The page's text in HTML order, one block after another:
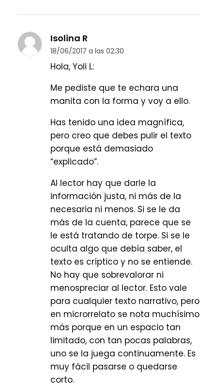
Isolina R
18/06/2017 a las 02:30
Hola, Yoli L:
Me pediste que te echara una
manita con la forma y voy a ello.
Has tenido una idea magnífica,
pero creo que debes pulir el texto
porque está demasiado
“explicado”.
Al lector hay que darle la
información justa, ni más de la
necesaria ni menos. Si se le da
más de la cuenta, parece que se
le está tratando de torpe. Si se le
oculta algo que debía saber, el
texto es críptico y no se entiende.
No hay que sobrevalorar ni
menospreciar al lector. Esto vale
para cualquier texto narrativo, pero
en microrrelato se nota muchísimo
más porque en un espacio tan
limitado, con tan pocas palabras,
uno se la juega continuamente. Es
muy fácil pasarse o quedarse
corto.